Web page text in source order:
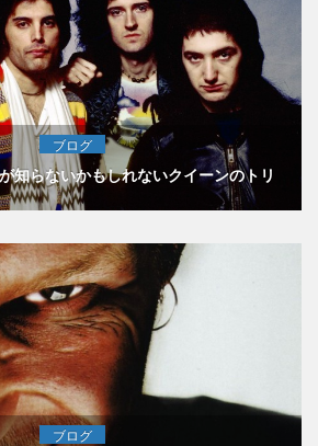
ブログ
知らないかもしれないクイーンのトリ
ブログ